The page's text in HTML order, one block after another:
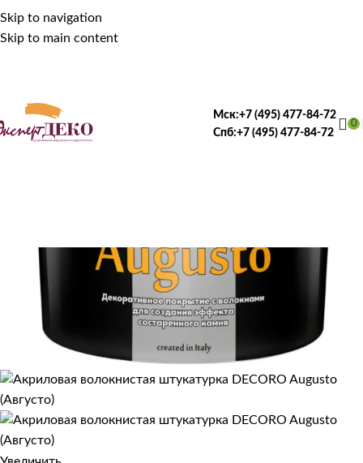
Skip to navigation
Skip to main content
Мск:+7 (495) 477-84-72
Спб:+7 (495) 477-84-72
0